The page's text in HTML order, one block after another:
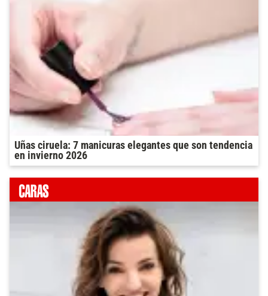
Uñas ciruela: 7 manicuras elegantes que son tendencia
en invierno 2026